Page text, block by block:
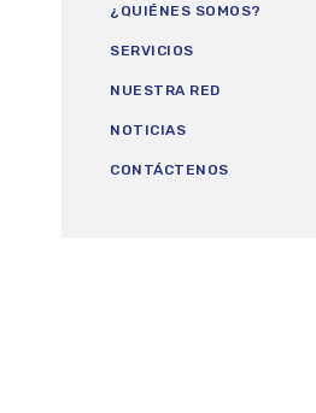
¿QUIÉNES SOMOS?
SERVICIOS
NUESTRA RED
NOTICIAS
CONTÁCTENOS